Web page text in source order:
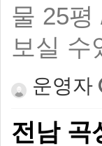
물 25
보실 수
운영자
전남 곡